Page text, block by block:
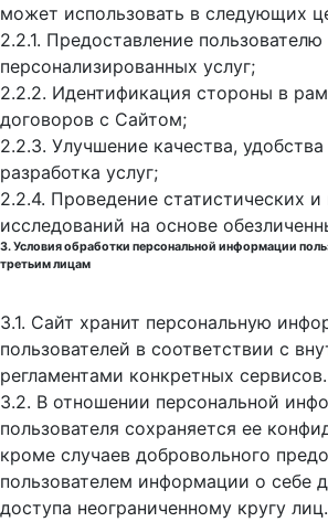
может использовать в следующих
2.2.1. Предоставление пользователю
персонализированных услуг;
2.2.2. Идентификация стороны в
договоров с Сайтом;
2.2.3. Улучшение качества,
разработка услуг;
2.2.4. Проведение статистических и
исследований на основе
3. Условия обработки персональной информации
третьим лицам
3.1. Сайт хранит персональную
пользователей в соответствии с
регламентами конкретных сервисов.
3.2. В отношении персональной
пользователя сохраняется ее
кроме случаев добровольного
пользователем информации о себе
доступа неограниченному кругу